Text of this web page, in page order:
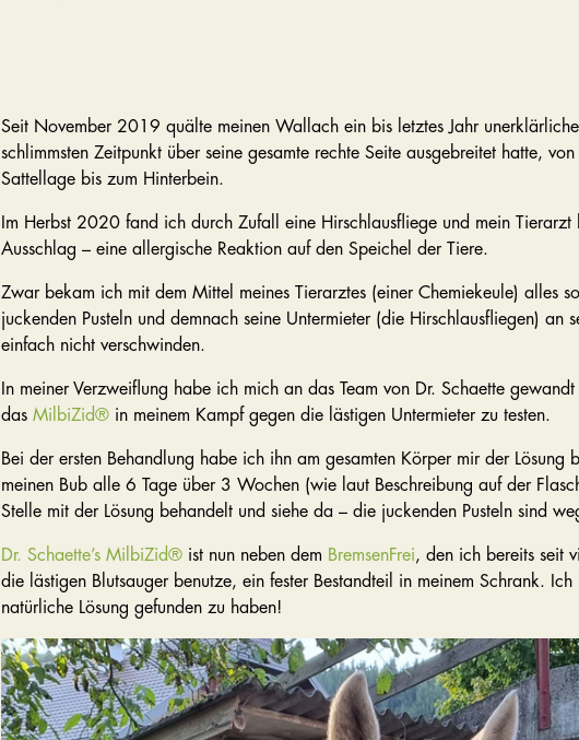
Seit November 2019 quälte meinen Wallach ein bis letztes Jahr
schlimmsten Zeitpunkt über seine gesamte rechte Seite ausgebreitet hatte,
Sattellage bis zum Hinterbein.
Im Herbst 2020 fand ich durch Zufall eine Hirschlausfliege und mein Tierarzt
Ausschlag – eine allergische Reaktion auf den Speichel der Tiere.
Zwar bekam ich mit dem Mittel meines Tierarztes (einer Chemiekeule) alles
juckenden Pusteln und demnach seine Untermieter (die Hirschlausfliegen) an
einfach nicht verschwinden.
In meiner Verzweiflung habe ich mich an das Team von Dr. Schaette
dasMilbiZid® in meinem Kampf gegen die lästigen Untermieter zu testen.
Bei der ersten Behandlung habe ich ihn am gesamten Körper mir der Lösung
meinen Bub alle 6 Tage über 3 Wochen (wie laut Beschreibung auf der
Stelle mit der Lösung behandelt und siehe da – die juckenden Pusteln sind
Dr. Schaette’s MilbiZid® ist nun neben dem BremsenFrei, den ich bereits seit
die lästigen Blutsauger benutze, ein fester Bestandteil in meinem Schrank.
natürliche Lösung gefunden zu haben!